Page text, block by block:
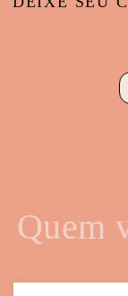
Quem